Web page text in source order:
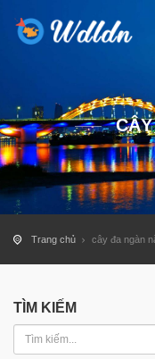
CÂY
Trang chủ cây đa ngàn
TÌM KIẾM